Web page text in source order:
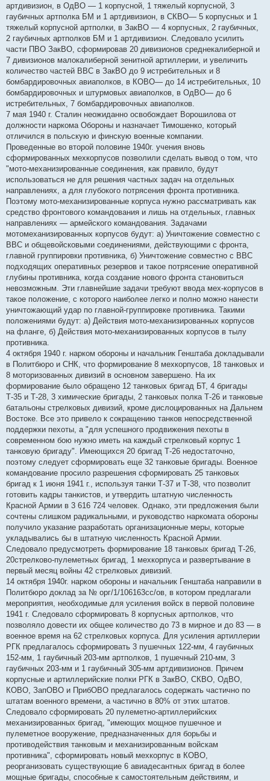
артдивизион, в ОдВО — 1 корпусной, 1 тяжелый корпусной, 3
гаубичных артполка БМ и 1 артдивизион, в СКВО— 5 корпусных и 1
тяжелый корпусной артполки, в ЗакВО — 4 корпусных, 2 гаубичных,
2 гаубичных артполков БМ и 1 артдивизион. Следовало усилить
части ПВО ЗакВО, сформировав 20 дивизионов среднекалиберной и
7 дивизионов малокалиберной зенитной артиллерии, и увеличить
количество частей ВВС в ЗакВО до 9 истребительных и 8
бомбардировочных авиаполков, в КОВО— до 14 истребительных, 10
бомбардировочных и штурмовых авиаполков, в ОдВО— до 6
истребительных, 7 бомбардировочных авиаполков.
7 мая 1940 г. Сталин неожиданно освобождает Ворошилова от
должности наркома Обороны и назначает Тимошенко, который
отличился в польскую и финскую военные компании.
Проведенные во второй половине 1940г. учения вновь
сформированных мехкорпусов позволили сделать вывод о том, что
"мото-механизированные соединения, как правило, будут
использоваться не для решения частных задач на отдельных
направлениях, а для глубокого потрясения фронта противника.
Поэтому мото-механизированные корпуса нужно рассматривать как
средство фронтового командования и лишь на отдельных, главных
направлениях — армейского командования. Задачами
мотомеханизированных корпусов будут: а) Уничтожение совместно с
ВВС и общевойсковыми соединениями, действующими с фронта,
главной группировки противника, б) Уничтожение совместно с ВВС
подходящих оперативных резервов и такое потрясение оперативной
глубины противника, когда создание нового фронта становиться
невозможным. Эти главнейшие задачи требуют ввода мех-корпусов в
такое положение, с которого наиболее легко и полно можно нанести
уничтожающий удар по главной-группировке противника. Такими
положениями будут: а) Действия мото-механизированных корпусов
на фланге, б) Действия мото-механизированных корпусов в тылу
противника.
4 октября 1940 г. нарком обороны и начальник Генштаба докладывали
в Политбюро и СНК, что формирование 8 мехкорпусов, 18 танковых и
8 моторизованных дивизий в основном завершено. На их
формирование было обращено 12 танковых бригад БТ, 4 бригады
Т-35 и Т-28, 3 химические бригады, 2 танковых полка Т-26 и танковые
батальоны стрелковых дивизий, кроме дислоцированных на Дальнем
Востоке. Все это привело к сокращению танков непосредственной
поддержки пехоты, а "для успешного продвижения пехоты в
современном бою нужно иметь на каждый стрелковый корпус 1
танковую бригаду". Имеющихся 20 бригад Т-26 недостаточно,
поэтому следует сформировать еще 32 танковые бригады. Военное
командование просило разрешения сформировать 25 танковых
бригад к 1 июня 1941 г., используя танки Т-37 и Т-38, что позволит
готовить кадры танкистов, и утвердить штатную численность
Красной Армии в 3 616 724 человек. Однако, эти предложения были
сочтены слишком радикальными, и руководство наркомата обороны
получило указание разработать организационные меры, которые
укладывались бы в штатную численность Красной Армии.
Следовало предусмотреть формирование 18 танковых бригад Т-26,
20стрелково-пулеметных бригад, 1 мехкорпуса и развертывание в
первый месяц войны 42 стрелковых дивизий.
14 октября 1940г. нарком обороны и начальник Генштаба направили в
Политбюро доклад за № орг/1/106163сс/ов, в котором предлагали
мероприятия, необходимые для усиления войск в первой половине
1941 г. Следовало сформировать 8 корпусных артполков, что
позволяло довести их общее количество до 73 в мирное и до 83 — в
военное время на 62 стрелковых корпуса. Для усиления артиллерии
РГК предлагалось сформировать 3 пушечных 122-мм, 4 гаубичных
152-мм, 1 гаубичный 203-мм артполков, 1 пушечный 210-мм, 3
гаубичных 203-мм и 1 гаубичный 305-мм артдивизионов. Причем
корпусные и артиллерийские полки РГК в ЗакВО, СКВО, ОдВО,
КОВО, ЗапОВО и ПрибОВО предлагалось содержать частично по
штатам военного времени, а частично в 80% от этих штатов.
Следовало сформировать 20 пулеметно-артиллерийских
механизированных бригад, "имеющих мощное пушечное и
пулеметное вооружение, предназначенных для борьбы и
противодействия танковым и механизированным войскам
противника", сформировать новый мехкорпус в КОВО,
реорганизовать существующие 6 авиадесантных бригад в более
мощные бригады, способные к самостоятельным действиям, и